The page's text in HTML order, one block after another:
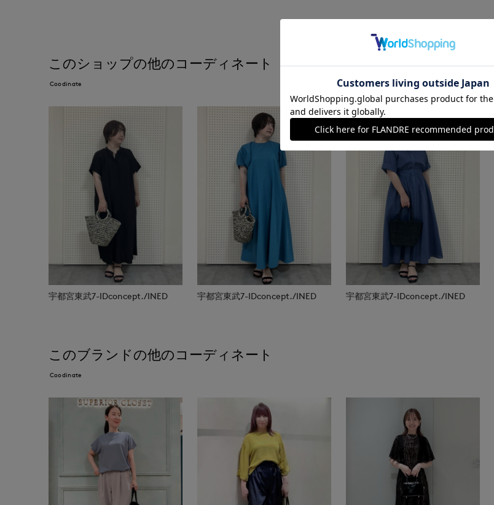
このショップの他のコーディネート
Coodinate
宇都宮東武7-IDconcept./INED 宇都宮東武7-IDconcept./INED 宇都宮東武7-IDconcept./INED
このブランドの他のコーディネート
Coodinate